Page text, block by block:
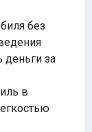
без
деньги за
в